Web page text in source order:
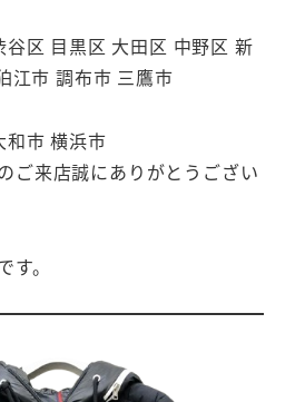
区 目黒区 大田区 中野区 新
江市 調布市 三鷹市
和市 横浜市
ご来店誠にありがとうござい
。